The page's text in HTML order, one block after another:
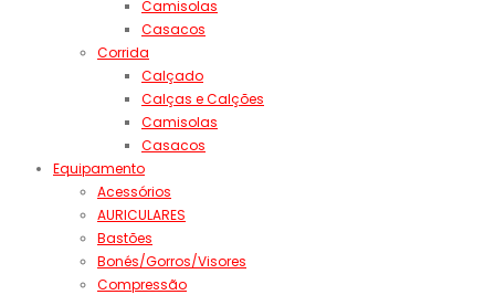
Camisolas
Casacos
Corrida
Calçado
Calças e Calções
Camisolas
Casacos
Equipamento
Acessórios
AURICULARES
Bastões
Bonés/Gorros/Visores
Compressão